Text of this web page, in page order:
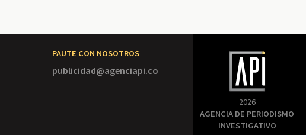
PAUTE CON NOSOTROS
publicidad@agenciapi.co
2026
AGENCIA DE PERIODISMO
INVESTIGATIVO